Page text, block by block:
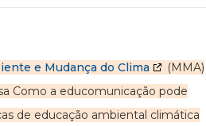
e Mudança do Clima
(MMA)
Como a educomunicação pode
de educação ambiental climática